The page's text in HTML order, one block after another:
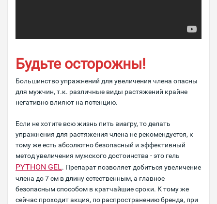
Будьте осторожны!
Большинство упражнений для увеличения члена опасны
для мужчин, т.к. различные виды растяжений крайне
негативно влияют на потенцию.
Если не хотите всю жизнь пить виагру, то делать
упражнения для растяжения члена не рекомендуется, к
тому же есть абсолютно безопасный и эффективный
метод увеличения мужского достоинства - это гель
PYTHON GEL. Препарат позволяет добиться увеличение
члена до 7 см в длину естественным, а главное
безопасным способом в кратчайшие сроки. К тому же
сейчас проходит акция, по распространению бренда, при